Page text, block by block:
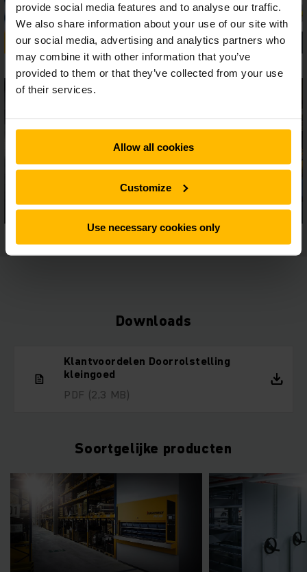
provide social media features and to analyse our traffic.
We also share information about your use of our site with
our social media, advertising and analytics partners who
may combine it with other information that you’ve
provided to them or that they’ve collected from your use
of their services.
Allow all cookies
Customize
Use necessary cookies only
Downloads
Klantvoordelen Doorrolstelling
kleingoed
PDF (2,3 MB)
Soortgelijke producten